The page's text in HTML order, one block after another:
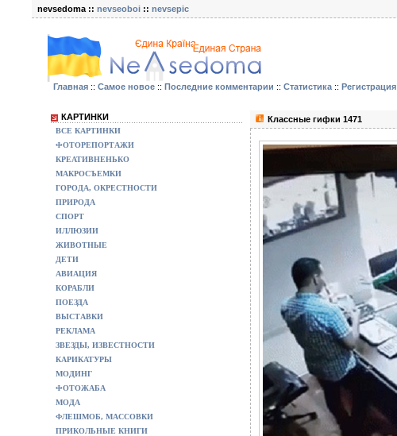
nevsedoma :: nevseoboi :: nevsepic
Главная :: Самое новое :: Последние комментарии :: Статистика :: Регистрация
КАРТИНКИ
ВСЕ КАРТИНКИ
ФОТОРЕПОРТАЖИ
КРЕАТИВНЕНЬКО
МАКРОСЪЕМКИ
ГОРОДА, ОКРЕСТНОСТИ
ПРИРОДА
СПОРТ
ИЛЛЮЗИИ
ЖИВОТНЫЕ
ДЕТИ
АВИАЦИЯ
КОРАБЛИ
ПОЕЗДА
ВЫСТАВКИ
РЕКЛАМА
ЗВЕЗДЫ, ИЗВЕСТНОСТИ
КАРИКАТУРЫ
МОДИНГ
ФОТОЖАБА
МОДА
ФЛЕШМОБ, МАССОВКИ
ПРИКОЛЬНЫЕ КНИГИ
Классные гифки 1471